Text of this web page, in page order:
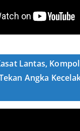
Lantas,
Angka